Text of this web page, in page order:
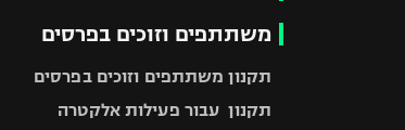
משתתפים וזוכים בפרסים
תקנון משתתפים וזוכים בפרסים
תקנון עבור פעילות אלקטרה